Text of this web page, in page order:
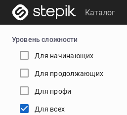
Каталог
Уровень сложности
Для начинающих
Для продолжающих
Для профи
Для всех